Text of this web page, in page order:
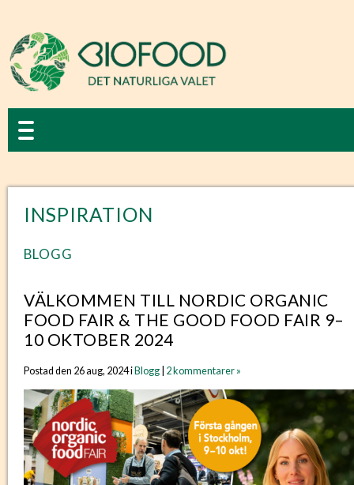
INSPIRATION
BLOGG
VÄLKOMMEN TILL NORDIC ORGANIC
FOOD FAIR & THE GOOD FOOD FAIR 9–
10 OKTOBER 2024
Postad den 26 aug, 2024 i Blogg 2 kommentarer »